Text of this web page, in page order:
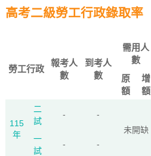
高考二級勞工行政錄取率
勞工行政
報考人
數
到考人
數
需用人
數
原
額
增
額
115
年
二
試
-
-
未開缺
一
試
- -